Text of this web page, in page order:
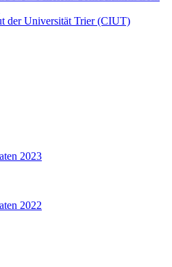
der Universität Trier (CIUT)
2023
2022